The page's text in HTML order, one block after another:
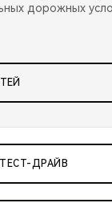
дорожных
ДРАЙВ